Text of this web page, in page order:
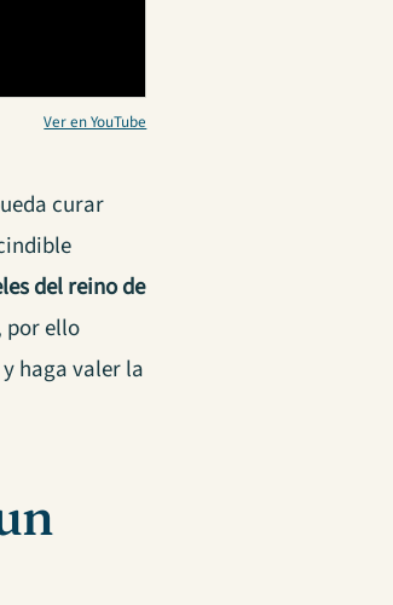
Ver en YouTube
curar
del reino de
por ello
haga valer la